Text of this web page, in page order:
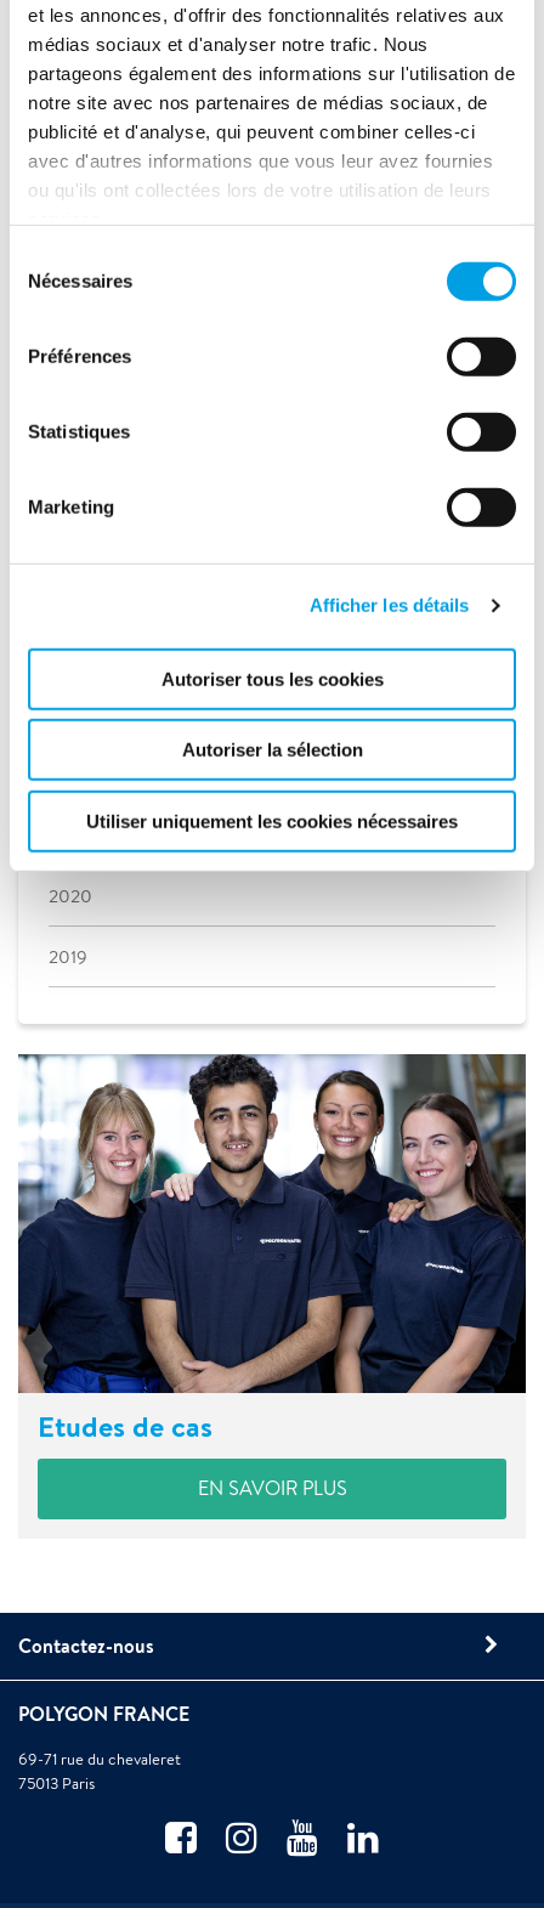
et les annonces, d'offrir des fonctionnalités relatives aux
médias sociaux et d'analyser notre trafic. Nous
partageons également des informations sur l'utilisation de
notre site avec nos partenaires de médias sociaux, de
publicité et d'analyse, qui peuvent combiner celles-ci
avec d'autres informations que vous leur avez fournies
ou qu'ils ont collectées lors de votre utilisation de leurs
Nécessaires
Préférences
Statistiques
Marketing
Afficher les détails
Autoriser tous les cookies
Autoriser la sélection
Utiliser uniquement les cookies nécessaires
Tout montrer
2025
2024
2023
2022
Octobre (3)
Août (4)
Mars (6)
2020
2019
Etudes de cas
EN SAVOIR PLUS
Contactez-nous
POLYGON FRANCE
69-71 rue du chevaleret
75013 Paris